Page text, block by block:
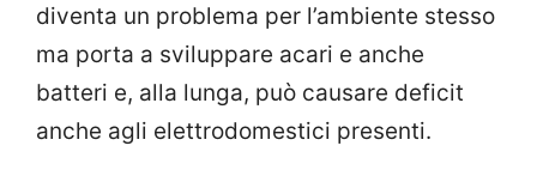
diventa un problema per l’ambiente stesso
ma porta a sviluppare acari e anche
batteri e, alla lunga, può causare deficit
anche agli elettrodomestici presenti.